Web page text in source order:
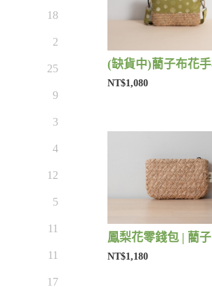
18
2
25
9
3
4
12
5
11
11
17
NT$1,080
鳳梨花零錢包 | 藺子
NT$1,180